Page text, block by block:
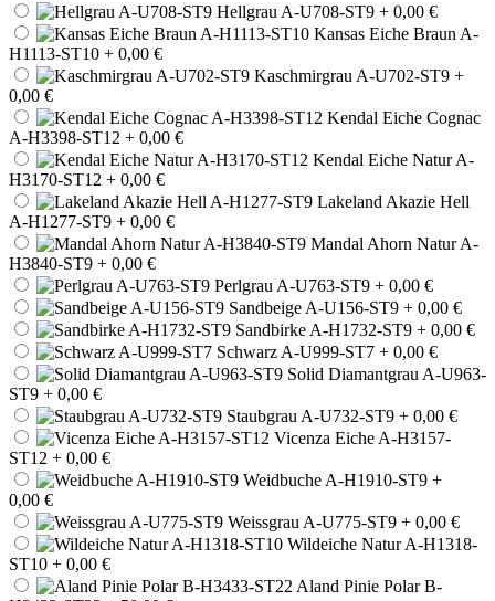
Hellgrau A-U708-ST9 + 0,00 €
Kansas Eiche Braun A-
H1113-ST10 + 0,00 €
Kaschmirgrau A-U702-ST9 +
0,00 €
Kendal Eiche Cognac
A-H3398-ST12 + 0,00 €
Kendal Eiche Natur A-
H3170-ST12 + 0,00 €
Lakeland Akazie Hell
A-H1277-ST9 + 0,00 €
Mandal Ahorn Natur A-
H3840-ST9 + 0,00 €
Perlgrau A-U763-ST9 + 0,00 €
Sandbeige A-U156-ST9 + 0,00 €
Sandbirke A-H1732-ST9 + 0,00 €
Schwarz A-U999-ST7 + 0,00 €
Solid Diamantgrau A-U963-
ST9 + 0,00 €
Staubgrau A-U732-ST9 + 0,00 €
Vicenza Eiche A-H3157-
ST12 + 0,00 €
Weidbuche A-H1910-ST9 +
0,00 €
Weissgrau A-U775-ST9 + 0,00 €
Wildeiche Natur A-H1318-
ST10 + 0,00 €
Aland Pinie Polar B-